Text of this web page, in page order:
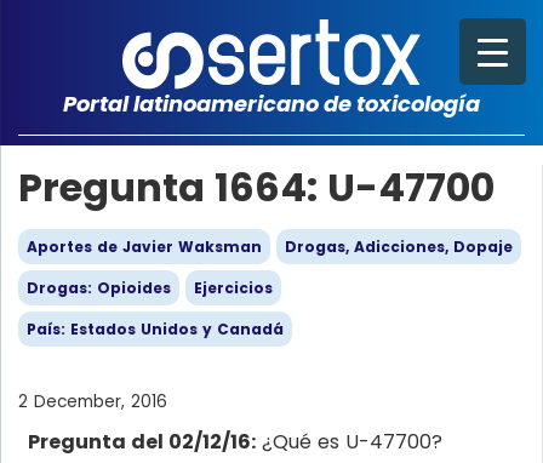
Portal latinoamericano de toxicología
Pregunta 1664: U-47700
Aportes de Javier Waksman
Drogas, Adicciones, Dopaje
Drogas: Opioides
Ejercicios
País: Estados Unidos y Canadá
2 December, 2016
Pregunta del 02/12/16: ¿Qué es U-47700?